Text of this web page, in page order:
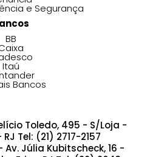
e Segurança
BB
Itaú
Bancos
Toledo, 495 - S/Loja -
Tel: (21) 2717-2157
Av. Júlia Kubitscheck, 16 -